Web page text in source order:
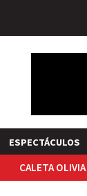
ESPECTÁCULOS
CALETA OLIVIA